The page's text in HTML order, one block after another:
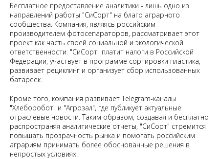
Бесплатное предоставление аналитики - лишь одно из
направлений работы "СиСорт" на благо аграрного
сообщества. Компания, являясь российским
производителем фотосепараторов, рассматривает этот
проект как часть своей социальной и экологической
ответственности. "СиСорт" платит налоги в Российской
Федерации, участвует в программе сортировки пластика,
развивает рециклинг и организует сбор использованных
батареек.
Кроме того, компания развивает Telegram-каналы
"Хлеборобот" и "Агрозал", где публикует актуальные
отраслевые новости. Таким образом, создавая и бесплатно
распространяя аналитические отчеты, "СиСорт" стремится
повышать прозрачность рынка и помогать российским
аграриям принимать более обоснованные решения в
непростых условиях.